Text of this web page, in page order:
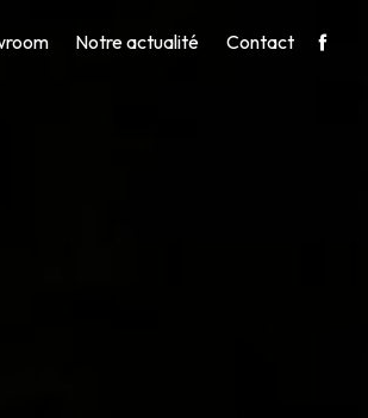
Notre actualité Contact